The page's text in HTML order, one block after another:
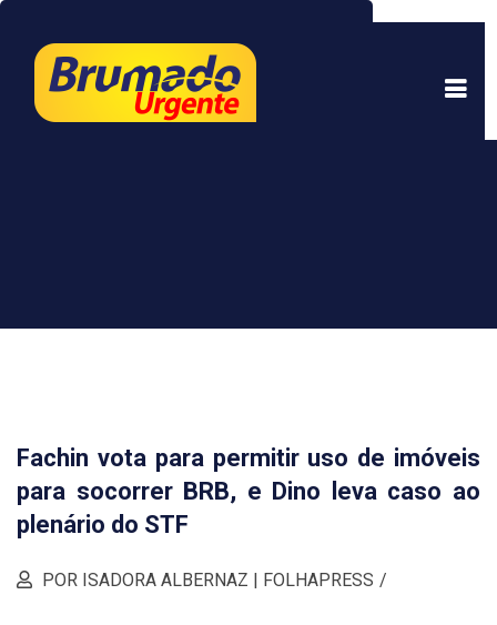
experiência. Ao continuar a navegar, você está
de acordo com isso.Saber mais.
Fachin vota para permitir uso de imóveis
para socorrer BRB, e Dino leva caso ao
plenário do STF
POR ISADORA ALBERNAZ | FOLHAPRESS